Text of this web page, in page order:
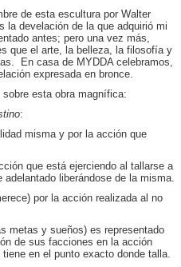
de esta escultura por Walter
la develación de la que adquirió mi
antes; pero una vez más,
que el arte, la belleza, la filosofía y
En casa de MYDDA celebramos,
expresada en bronce.
esta obra magnífica:
:
misma y por la acción que
que está ejerciendo al tallarse a
liberándose de la misma.
por la acción realizada al no
metas y sueños) es representado
de sus facciones en la acción
en el punto exacto donde talla.